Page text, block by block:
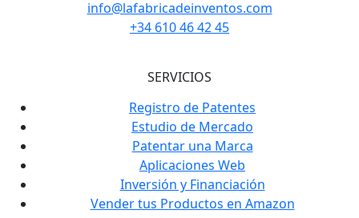
info@lafabricadeinventos.com
+34 610 46 42 45
SERVICIOS
Registro de Patentes
Estudio de Mercado
Patentar una Marca
Aplicaciones Web
Inversión y Financiación
Vender tus Productos en Amazon